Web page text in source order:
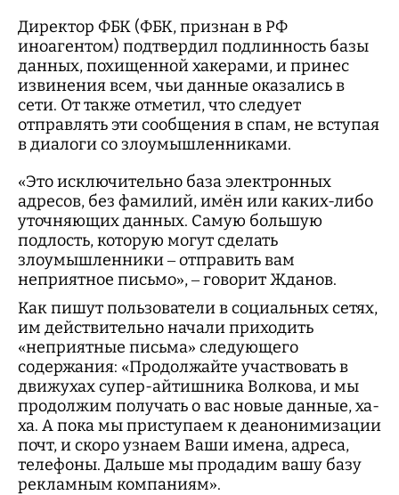
Директор ФБК (ФБК, признан в РФ
иноагентом) подтвердил подлинность базы
данных, похищенной хакерами, и принес
извинения всем, чьи данные оказались в
сети. От также отметил, что следует
отправлять эти сообщения в спам, не вступая
в диалоги со злоумышленниками.
«Это исключительно база электронных
адресов, без фамилий, имён или каких-либо
уточняющих данных. Самую большую
подлость, которую могут сделать
злоумышленники – отправить вам
неприятное письмо», – говорит Жданов.
Как пишут пользователи в социальных сетях,
им действительно начали приходить
«неприятные письма» следующего
содержания: «Продолжайте участвовать в
движухах супер-айтишника Волкова, и мы
продолжим получать о вас новые данные, ха-
ха. А пока мы приступаем к деанонимизации
почт, и скоро узнаем Ваши имена, адреса,
телефоны. Дальше мы продадим вашу базу
рекламным компаниям».